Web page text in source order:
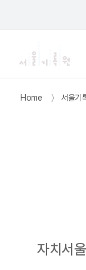
Home 〉 서울기
자치서